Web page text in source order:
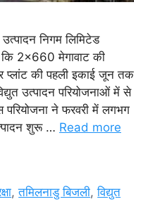
निगम लिमिटेड
कि 2×660 मेगावाट की
प्लांट की पहली इकाई जून तक
उत्पादन परियोजनाओं में से
ने फरवरी में लगभग
शुरू … Read more
,तमिलनाडु बिजली,विद्युत